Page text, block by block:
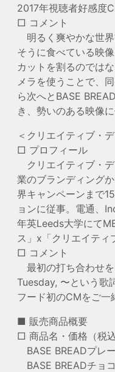
2017年視聴者好感度
□ コメント
明るく爽やかな世
そうに食べている映
カットを割るのでは
メラを使うことで、
ら次へとBASE
き、勢いのある映像
＜クリエイティブ・
□ プロフィール
クリエイティブ・
業のブランディング
界キャンペーンまで
ョンに従事。電通、
年英Leeds大学にて
ス」x「クリエイティ
□ コメント
最初の打ち合わせ
Tuesday, 〜という歌
フード初のCMをご一
■ 販売商品概要
□ 商品名・価格（税込
BASE BREADプレ
BASE BREADチョ